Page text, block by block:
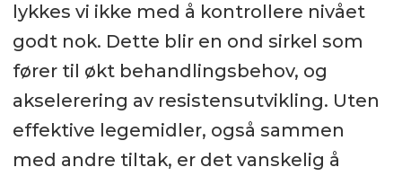
lykkes vi ikke med å kontrollere nivået
godt nok. Dette blir en ond sirkel som
fører til økt behandlingsbehov, og
akselerering av resistensutvikling. Uten
effektive legemidler, også sammen
med andre tiltak, er det vanskelig å